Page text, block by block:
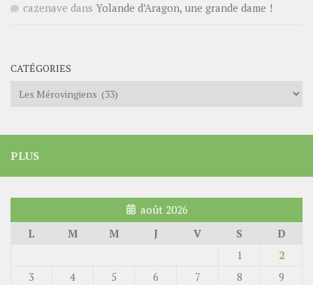
cazenave dans Yolande d’Aragon, une grande dame !
CATÉGORIES
Catégories
PLUS
août 2026
L
M M J V S
D
1
2
3
4 5 6 7 8
9